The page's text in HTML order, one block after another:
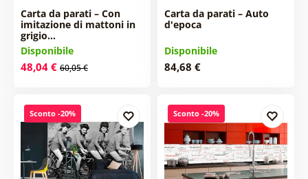
Carta da parati – Con
imitazione di mattoni in
grigio…
Disponibile
48,04 € 60,05 €
Carta da parati – Auto
d'epoca
Disponibile
84,68 €
Sconto -20% Sconto -20%